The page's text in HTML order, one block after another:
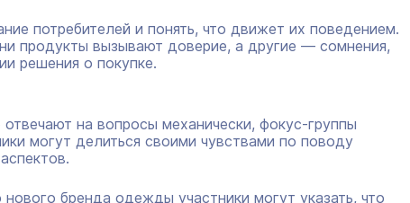
потребителей и понять, что движет их поведением.
продукты вызывают доверие, а другие — сомнения,
решения о покупке.
на вопросы механически, фокус-группы
могут делиться своими чувствами по поводу
бренда одежды участники могут указать, что